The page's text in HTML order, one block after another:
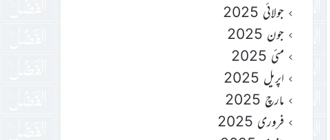
جولائی 2025
جون 2025
مئی 2025
اپریل 2025
مارچ 2025
فروری 2025